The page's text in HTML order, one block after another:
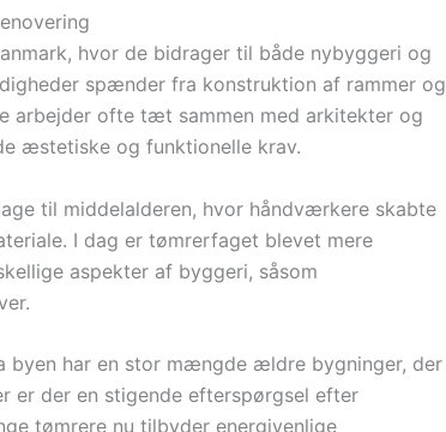
hvor de bidrager til både nybyggeri og
spænder fra konstruktion af rammer og
arbejder ofte tæt sammen med arkitekter og
æstetiske og funktionelle krav.
til middelalderen, hvor håndværkere skabte
I dag er tømrerfaget blevet mere
aspekter af byggeri, såsom
byen har en stor mængde ældre bygninger, der
er der en stigende efterspørgsel efter
tømrere nu tilbyder energivenlige